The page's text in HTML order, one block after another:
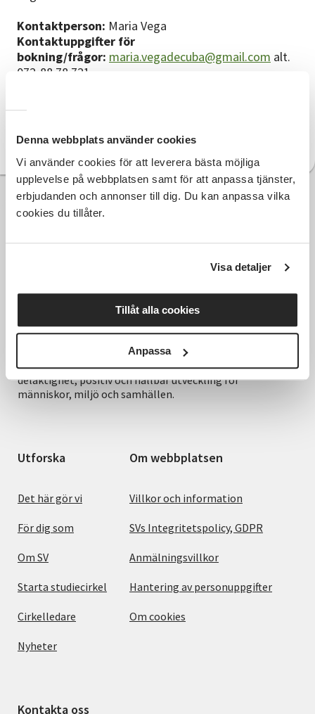
Denna webbplats använder cookies
Vi använder cookies för att leverera bästa möjliga
upplevelse på webbplatsen samt för att anpassa tjänster,
erbjudanden och annonser till dig. Du kan anpassa vilka
cookies du tillåter.
Visa detaljer
Tillåt alla cookies
Anpassa
Kontaktperson: Maria Vega
Kontaktuppgifter för
bokning/frågor: maria.vegadecuba@gmail.com alt.
072-88 78 721
F-skatt:Nej
15 000kr inkl. reseersättning.
Hela Sveriges studieförbund - Vi är en central
samhällsaktör som bidrar till demokrati och
delaktighet, positiv och hållbar utveckling för
människor, miljö och samhällen.
Utforska
Det här gör vi
För dig som
Om SV
Starta studiecirkel
Cirkelledare
Nyheter
Om webbplatsen
Villkor och information
SVs Integritetspolicy, GDPR
Anmälningsvillkor
Hantering av personuppgifter
Om cookies
Kontakta oss